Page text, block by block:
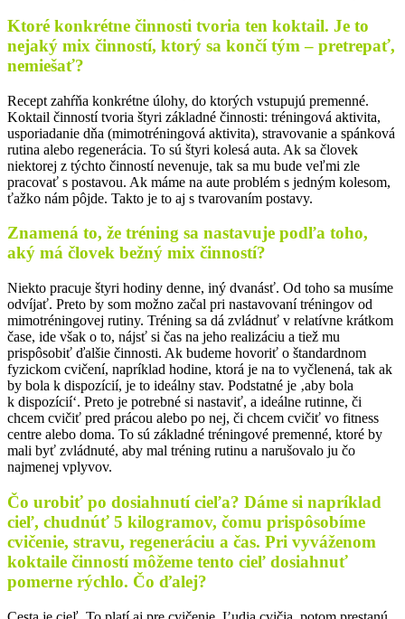
Ktoré konkrétne činnosti tvoria ten koktail. Je to
nejaký mix činností, ktorý sa končí tým – pretrepať,
nemiešať?
Recept zahŕňa konkrétne úlohy, do ktorých vstupujú premenné.
Koktail činností tvoria štyri základné činnosti: tréningová aktivita,
usporiadanie dňa (mimotréningová aktivita), stravovanie a spánková
rutina alebo regenerácia. To sú štyri kolesá auta. Ak sa človek
niektorej z týchto činností nevenuje, tak sa mu bude veľmi zle
pracovať s postavou. Ak máme na aute problém s jedným kolesom,
ťažko nám pôjde. Takto je to aj s tvarovaním postavy.
Znamená to, že tréning sa nastavuje podľa toho,
aký má človek bežný mix činností?
Niekto pracuje štyri hodiny denne, iný dvanásť. Od toho sa musíme
odvíjať. Preto by som možno začal pri nastavovaní tréningov od
mimotréningovej rutiny. Tréning sa dá zvládnuť v relatívne krátkom
čase, ide však o to, nájsť si čas na jeho realizáciu a tiež mu
prispôsobiť ďalšie činnosti. Ak budeme hovoriť o štandardnom
fyzickom cvičení, napríklad hodine, ktorá je na to vyčlenená, tak ak
by bola k dispozícií, je to ideálny stav. Podstatné je ‚aby bola
k dispozícií‘. Preto je potrebné si nastaviť, a ideálne rutinne, či
chcem cvičiť pred prácou alebo po nej, či chcem cvičiť vo fitness
centre alebo doma. To sú základné tréningové premenné, ktoré by
mali byť zvládnuté, aby mal tréning rutinu a narušovalo ju čo
najmenej vplyvov.
Čo urobiť po dosiahnutí cieľa? Dáme si napríklad
cieľ, chudnúť 5 kilogramov, čomu prispôsobíme
cvičenie, stravu, regeneráciu a čas. Pri vyváženom
koktaile činností môžeme tento cieľ dosiahnuť
pomerne rýchlo. Čo ďalej?